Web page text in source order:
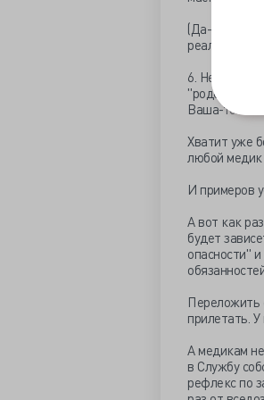
(Да-да, на
реального
6. Некому
Ваша-то
Хватит уже
любой медик
И примеров
А вот как
будет
опасности"
Переложить
прилетать.
А медикам
в Службу
рефлекс по